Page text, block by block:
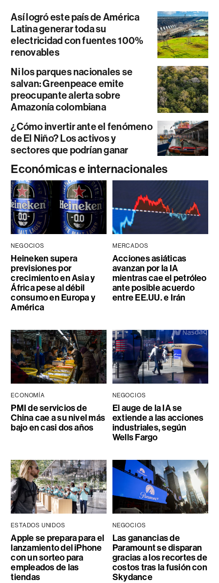
Así logró este país de América
Latina generar toda su
electricidad con fuentes 100%
renovables
Ni los parques nacionales se
salvan: Greenpeace emite
preocupante alerta sobre
Amazonía colombiana
¿Cómo invertir ante el fenómeno
de El Niño? Los activos y
sectores que podrían ganar
Económicas e internacionales
NEGOCIOS
Heineken supera
previsiones por
crecimiento en Asia y
África pese al débil
consumo en Europa y
América
MERCADOS
Acciones asiáticas
avanzan por la IA
mientras cae el petróleo
ante posible acuerdo
entre EE.UU. e Irán
ECONOMÍA
PMI de servicios de
China cae a su nivel más
bajo en casi dos años
NEGOCIOS
El auge de la IA se
extiende a las acciones
industriales, según
Wells Fargo
ESTADOS UNIDOS
Apple se prepara para el
lanzamiento del iPhone
con un sorteo para
empleados de las
tiendas
NEGOCIOS
Las ganancias de
Paramount se disparan
gracias a los recortes de
costos tras la fusión con
Skydance